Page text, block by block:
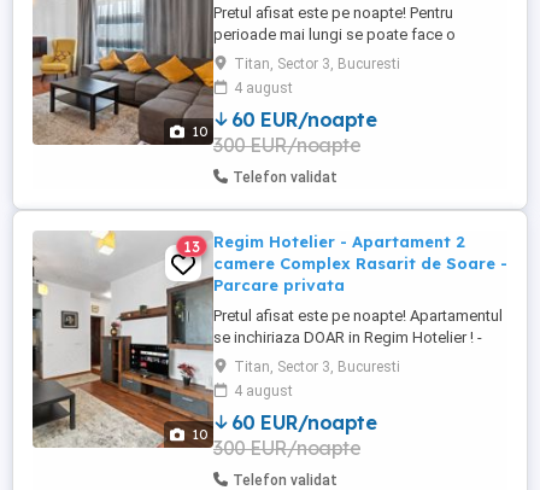
10
Pretul afisat este pe noapte! Pentru
perioade mai lungi se poate face o
reducere! Apartamentul se inchiriaza
DOAR in Regim Hotelier ! - Strada Liviu
Revreanu 46-58 (Complex Rasarit de
Soare) Inchiriere Apartament, zona
Auchan Titan, Complex Rezidential Rasarit
de Soare, supravegheat video 24 24 + ...
Titan, Sector 3, Bucuresti
4 august
60 EUR/noapte
300 EUR/noapte
Telefon validat
10
13
Regim Hotelier - Apartament 2
camere Complex Rasarit de Soare -
Parcare privata
Pretul afisat este pe noapte! Apartamentul
se inchiriaza DOAR in Regim Hotelier ! -
Strada Liviu Revreanu 46-58 (Complex
Rasarit de Soare) Inchiriere Apartament,
zona Auchan Titan, Complex Rezidential
Rasarit de Soare, supravegheat video 24
24 + loc de parcare inclus! Apartamentul
este complet mobilat ...
Titan, Sector 3, Bucuresti
4 august
60 EUR/noapte
300 EUR/noapte
Telefon validat